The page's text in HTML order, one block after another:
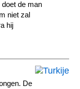
de man
niet zal
hij
De